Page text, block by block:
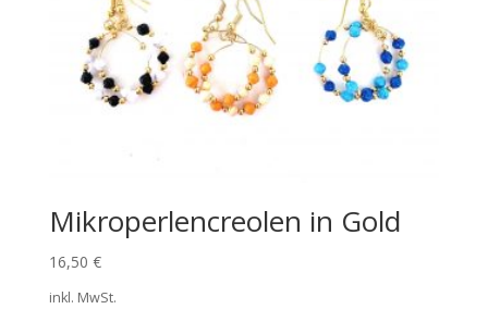
Mikroperlencreolen in Gold
16,50 €
inkl. MwSt.